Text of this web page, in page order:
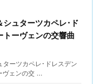
シュターツカペレ･ド
トーヴェンの交響曲
ターツカペレ･ドレスデン
ヴェンの交 ...